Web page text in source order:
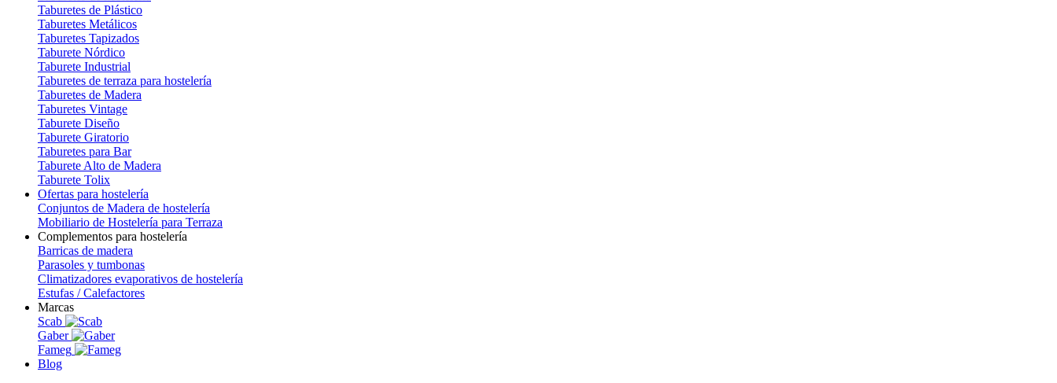
Taburetes de Plástico
Taburetes Metálicos
Taburetes Tapizados
Taburete Nórdico
Taburete Industrial
Taburetes de terraza para hostelería
Taburetes de Madera
Taburetes Vintage
Taburete Diseño
Taburete Giratorio
Taburetes para Bar
Taburete Alto de Madera
Taburete Tolix
Ofertas para hostelería
Conjuntos de Madera de hostelería
Mobiliario de Hostelería para Terraza
Complementos para hostelería
Barricas de madera
Parasoles y tumbonas
Climatizadores evaporativos de hostelería
Estufas / Calefactores
Marcas
Scab
Gaber
Fameg
Blog